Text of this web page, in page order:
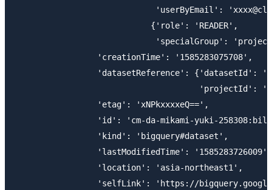
'userByEmail':
                            {'role': 'READER',
'specialGroup':
                 'creationTime': '1585283075708',
'datasetReference': {'datasetId':
'projectId':
                 'etag': 'xNPkxxxxeQ==',
'id': 'cm-da-mikami-yuki-
                 'kind': 'bigquery#dataset',
                 'lastModifiedTime': '1585283726009',
                 'location': 'asia-northeast1',
'selfLink': 'https://